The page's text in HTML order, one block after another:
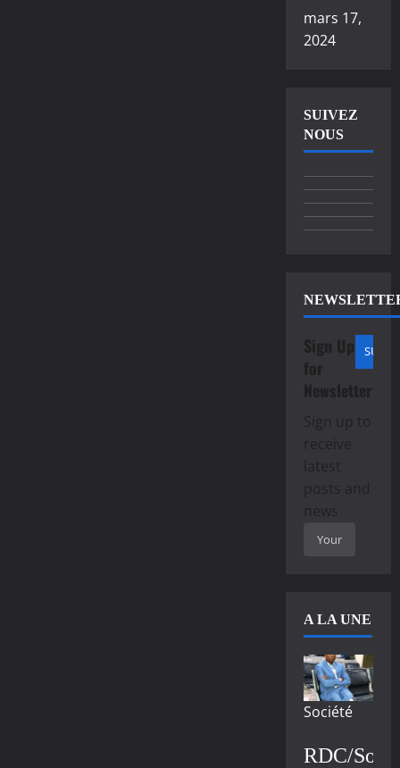
mars 17,
2024
SUIVEZ
NOUS
Sign Up
for
Newsletter
Sign up to
receive
latest
posts and
news
A LA UNE
Société
RDC/